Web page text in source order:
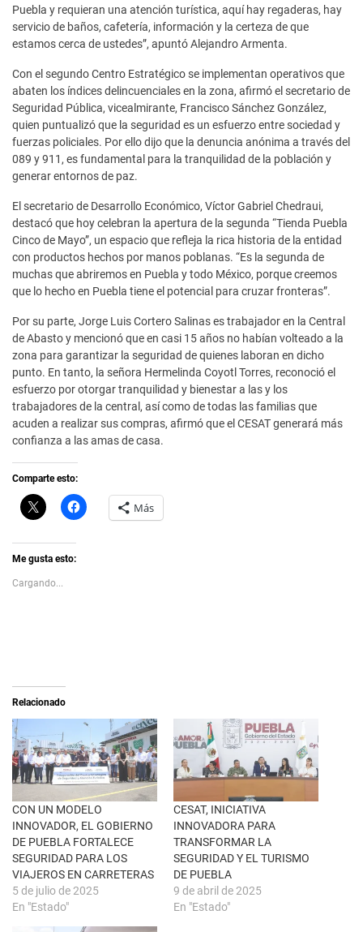
Puebla y requieran una atención turística, aquí hay regaderas, hay
servicio de baños, cafetería, información y la certeza de que
estamos cerca de ustedes”, apuntó Alejandro Armenta.
Con el segundo Centro Estratégico se implementan operativos que
abaten los índices delincuenciales en la zona, afirmó el secretario de
Seguridad Pública, vicealmirante, Francisco Sánchez González,
quien puntualizó que la seguridad es un esfuerzo entre sociedad y
fuerzas policiales. Por ello dijo que la denuncia anónima a través del
089 y 911, es fundamental para la tranquilidad de la población y
generar entornos de paz.
El secretario de Desarrollo Económico, Víctor Gabriel Chedraui,
destacó que hoy celebran la apertura de la segunda “Tienda Puebla
Cinco de Mayo”, un espacio que refleja la rica historia de la entidad
con productos hechos por manos poblanas. “Es la segunda de
muchas que abriremos en Puebla y todo México, porque creemos
que lo hecho en Puebla tiene el potencial para cruzar fronteras”.
Por su parte, Jorge Luis Cortero Salinas es trabajador en la Central
de Abasto y mencionó que en casi 15 años no habían volteado a la
zona para garantizar la seguridad de quienes laboran en dicho
punto. En tanto, la señora Hermelinda Coyotl Torres, reconoció el
esfuerzo por otorgar tranquilidad y bienestar a las y los
trabajadores de la central, así como de todas las familias que
acuden a realizar sus compras, afirmó que el CESAT generará más
confianza a las amas de casa.
Comparte esto:
C
l
k
t
s
h
e
b
r
e
n
u
n
a
v
e
n
t
a
n
a
n
u
e
v
a
)
H
a
e
n
a
c
e
b
o
o
k
(
S
e
a
b
r
e
e
n
Más
Me gusta esto:
Cargando...
Relacionado
CON UN MODELO
INNOVADOR, EL GOBIERNO
DE PUEBLA FORTALECE
SEGURIDAD PARA LOS
VIAJEROS EN CARRETERAS
5 de julio de 2025
En "Estado"
CESAT, INICIATIVA
INNOVADORA PARA
TRANSFORMAR LA
SEGURIDAD Y EL TURISMO
DE PUEBLA
9 de abril de 2025
En "Estado"